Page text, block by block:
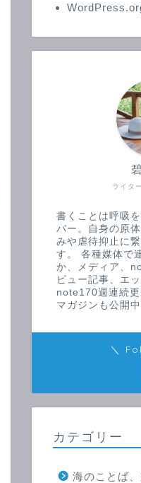
ライタ
書くことは呼吸
バー。自身の原
みや虐待抑止に
す。 各種媒体で
か、メディア、
ビュー記事、エ
note170週連続
マガジンも公開中
＼
カテゴリー
海のことば